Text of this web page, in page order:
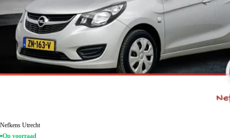
Nefkens Utrecht
Op voorraad